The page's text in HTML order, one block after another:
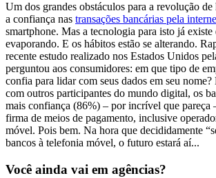
Um dos grandes obstáculos para a revolução de
a confiança nas transações bancárias pela
smartphone. Mas a tecnologia para isto já existe
evaporando. E os hábitos estão se alterando.
recente estudo realizado nos Estados Unidos
perguntou aos consumidores: em que tipo de
confia para lidar com seus dados em seu nome?
com outros participantes do mundo digital, os
mais confiança (86%) – por incrível que pareça
firma de meios de pagamento, inclusive
móvel. Pois bem. Na hora que decididamente
bancos à telefonia móvel, o futuro estará aí...
Você ainda vai em agências?